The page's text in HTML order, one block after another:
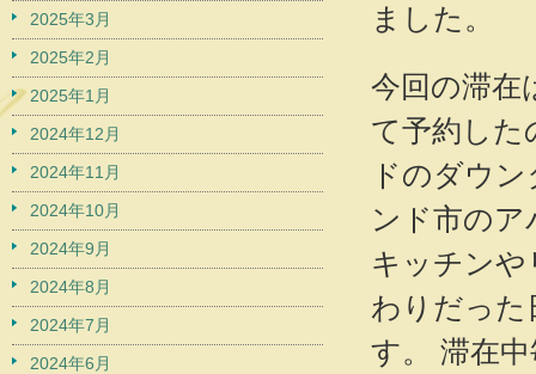
ました。
今回の滞在
て予約した
ドのダウ
ンド市の
キッチン
わりだった
す。 滞在
2025年3月
2025年2月
2025年1月
2024年12月
2024年11月
2024年10月
2024年9月
2024年8月
2024年7月
2024年6月